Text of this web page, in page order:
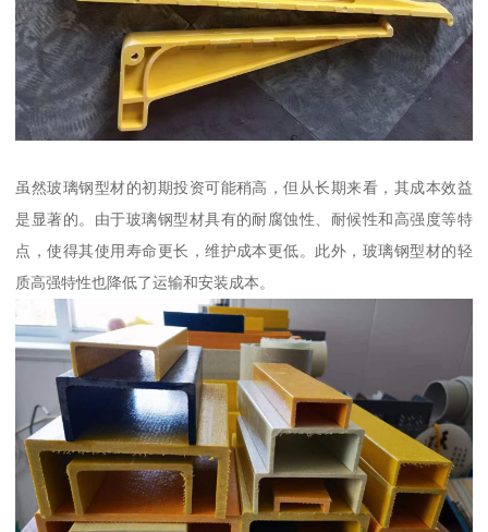
虽然玻璃钢型材的初期投资可能稍高，但从长期来看，其成本效益
是显著的。由于玻璃钢型材具有的耐腐蚀性、耐候性和高强度等特
点，使得其使用寿命更长，维护成本更低。此外，玻璃钢型材的轻
质高强特性也降低了运输和安装成本。